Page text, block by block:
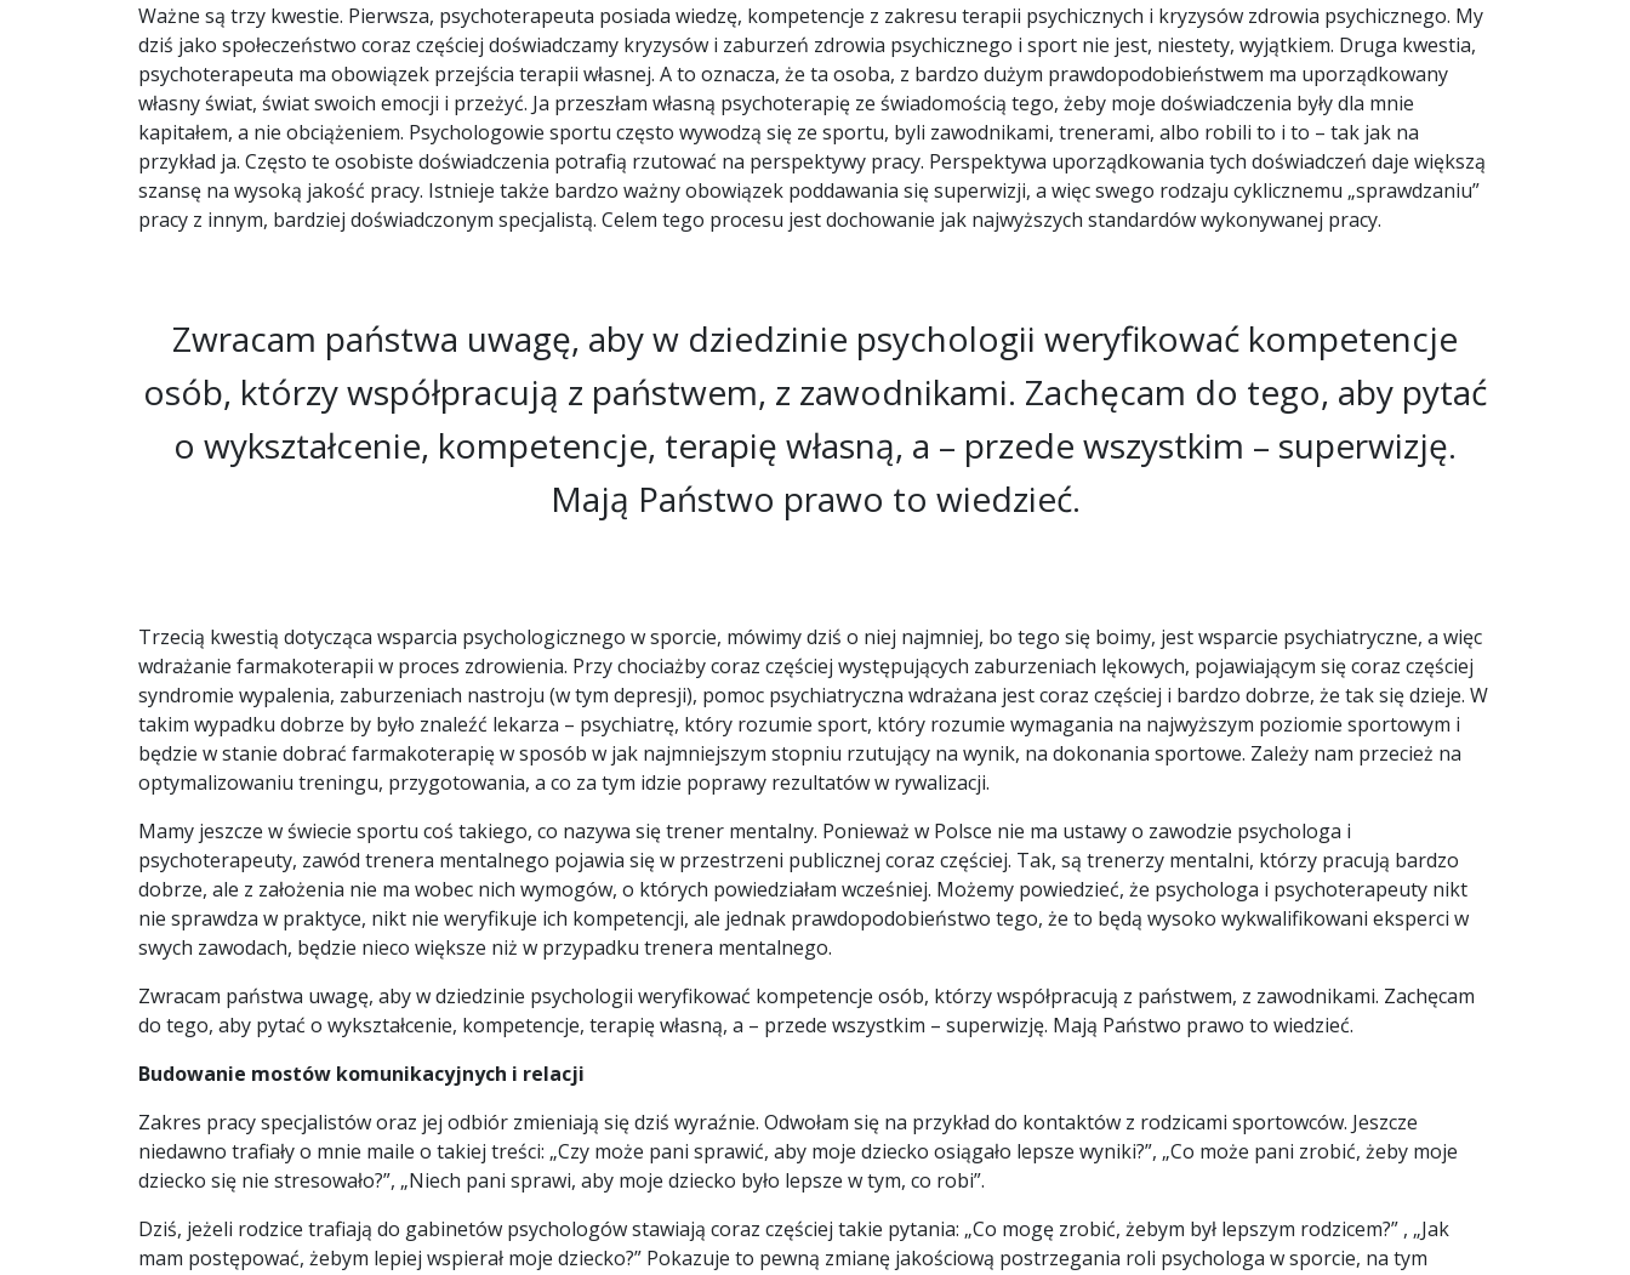
Ważne są trzy kwestie. Pierwsza, psychoterapeuta posiada wiedzę, kompetencje z zakresu terapii psychicznych i kryzysów zdrowia psychicznego. My
dziś jako społeczeństwo coraz częściej doświadczamy kryzysów i zaburzeń zdrowia psychicznego i sport nie jest, niestety, wyjątkiem. Druga kwestia,
psychoterapeuta ma obowiązek przejścia terapii własnej. A to oznacza, że ta osoba, z bardzo dużym prawdopodobieństwem ma uporządkowany
własny świat, świat swoich emocji i przeżyć. Ja przeszłam własną psychoterapię ze świadomością tego, żeby moje doświadczenia były dla mnie
kapitałem, a nie obciążeniem. Psychologowie sportu często wywodzą się ze sportu, byli zawodnikami, trenerami, albo robili to i to – tak jak na
przykład ja. Często te osobiste doświadczenia potrafią rzutować na perspektywy pracy. Perspektywa uporządkowania tych doświadczeń daje większą
szansę na wysoką jakość pracy. Istnieje także bardzo ważny obowiązek poddawania się superwizji, a więc swego rodzaju cyklicznemu „sprawdzaniu”
pracy z innym, bardziej doświadczonym specjalistą. Celem tego procesu jest dochowanie jak najwyższych standardów wykonywanej pracy.
Zwracam państwa uwagę, aby w dziedzinie psychologii weryfikować kompetencje
osób, którzy współpracują z państwem, z zawodnikami. Zachęcam do tego, aby pytać
o wykształcenie, kompetencje, terapię własną, a – przede wszystkim – superwizję.
Mają Państwo prawo to wiedzieć.
Trzecią kwestią dotycząca wsparcia psychologicznego w sporcie, mówimy dziś o niej najmniej, bo tego się boimy, jest wsparcie psychiatryczne, a więc
wdrażanie farmakoterapii w proces zdrowienia. Przy chociażby coraz częściej występujących zaburzeniach lękowych, pojawiającym się coraz częściej
syndromie wypalenia, zaburzeniach nastroju (w tym depresji), pomoc psychiatryczna wdrażana jest coraz częściej i bardzo dobrze, że tak się dzieje. W
takim wypadku dobrze by było znaleźć lekarza – psychiatrę, który rozumie sport, który rozumie wymagania na najwyższym poziomie sportowym i
będzie w stanie dobrać farmakoterapię w sposób w jak najmniejszym stopniu rzutujący na wynik, na dokonania sportowe. Zależy nam przecież na
optymalizowaniu treningu, przygotowania, a co za tym idzie poprawy rezultatów w rywalizacji.
Mamy jeszcze w świecie sportu coś takiego, co nazywa się trener mentalny. Ponieważ w Polsce nie ma ustawy o zawodzie psychologa i
psychoterapeuty, zawód trenera mentalnego pojawia się w przestrzeni publicznej coraz częściej. Tak, są trenerzy mentalni, którzy pracują bardzo
dobrze, ale z założenia nie ma wobec nich wymogów, o których powiedziałam wcześniej. Możemy powiedzieć, że psychologa i psychoterapeuty nikt
nie sprawdza w praktyce, nikt nie weryfikuje ich kompetencji, ale jednak prawdopodobieństwo tego, że to będą wysoko wykwalifikowani eksperci w
swych zawodach, będzie nieco większe niż w przypadku trenera mentalnego.
Zwracam państwa uwagę, aby w dziedzinie psychologii weryfikować kompetencje osób, którzy współpracują z państwem, z zawodnikami. Zachęcam
do tego, aby pytać o wykształcenie, kompetencje, terapię własną, a – przede wszystkim – superwizję. Mają Państwo prawo to wiedzieć.
Budowanie mostów komunikacyjnych i relacji
Zakres pracy specjalistów oraz jej odbiór zmieniają się dziś wyraźnie. Odwołam się na przykład do kontaktów z rodzicami sportowców. Jeszcze
niedawno trafiały o mnie maile o takiej treści: „Czy może pani sprawić, aby moje dziecko osiągało lepsze wyniki?”, „Co może pani zrobić, żeby moje
dziecko się nie stresowało?”, „Niech pani sprawi, aby moje dziecko było lepsze w tym, co robi”.
Dziś, jeżeli rodzice trafiają do gabinetów psychologów stawiają coraz częściej takie pytania: „Co mogę zrobić, żebym był lepszym rodzicem?” , „Jak
mam postępować, żebym lepiej wspierał moje dziecko?” Pokazuje to pewną zmianę jakościową postrzegania roli psychologa w sporcie, na tym